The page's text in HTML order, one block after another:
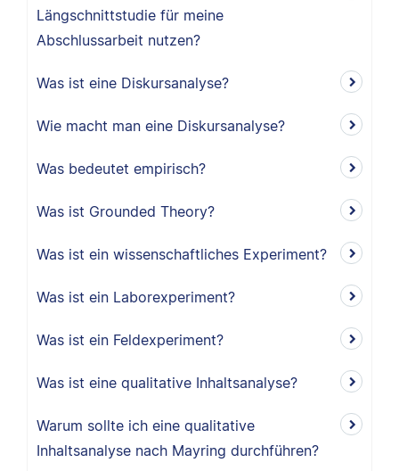
Längschnittstudie für meine
Abschlussarbeit nutzen?
Was ist eine Diskursanalyse?
Wie macht man eine Diskursanalyse?
Was bedeutet empirisch?
Was ist Grounded Theory?
Was ist ein wissenschaftliches Experiment?
Was ist ein Laborexperiment?
Was ist ein Feldexperiment?
Was ist eine qualitative Inhaltsanalyse?
Warum sollte ich eine qualitative
Inhaltsanalyse nach Mayring durchführen?